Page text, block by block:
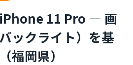
iPhone 11 Pro — 画
ックライト）を基
福岡県）